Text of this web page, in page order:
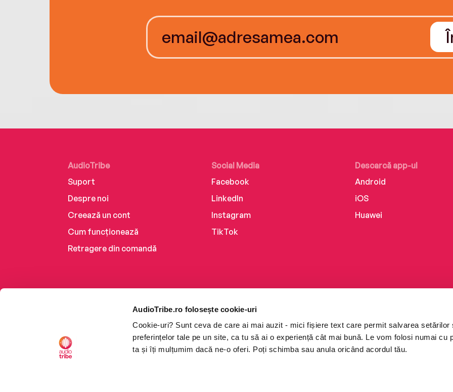
AudioTribe.ro folosește cookie-uri
Cookie-uri? Sunt ceva de care ai mai auzit - mici fișiere text care permit salvarea setărilor
preferințelor tale pe un site, ca tu să ai o experiență cât mai bună. Le vom folosi numai cu
ta și îți mulțumim dacă ne-o oferi. Poți schimba sau anula oricând acordul tău.
AudioTribe
Suport
Despre noi
Creează un cont
Cum funcționează
Retragere din comandă
Social Media
Facebook
LinkedIn
Instagram
TikTok
Descarcă app-ul
Android
iOS
Huawei